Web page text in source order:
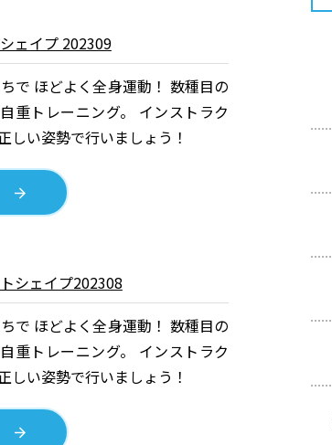
ェイプ 202309
で ほどよく全身運動！ 数種目の
重トレーニング。 インストラク
しい姿勢で行いましょう！
シェイプ202308
で ほどよく全身運動！ 数種目の
重トレーニング。 インストラク
しい姿勢で行いましょう！